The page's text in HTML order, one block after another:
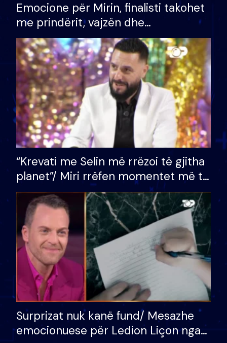
Emocione për Mirin, finalisti takohet
me prindërit, vajzën dhe
bashkëshorten: S’kemi ndonjë letër
divorci apo jo?
“Krevati me Selin më rrëzoi të gjitha
planet”/ Miri rrëfen momentet më të
bukura në shtëpinë e BB VIP: Do më
mungojë zilja e mëngjesit kur…
Surprizat nuk kanë fund/ Mesazhe
emocionuese për Ledion Liçon nga